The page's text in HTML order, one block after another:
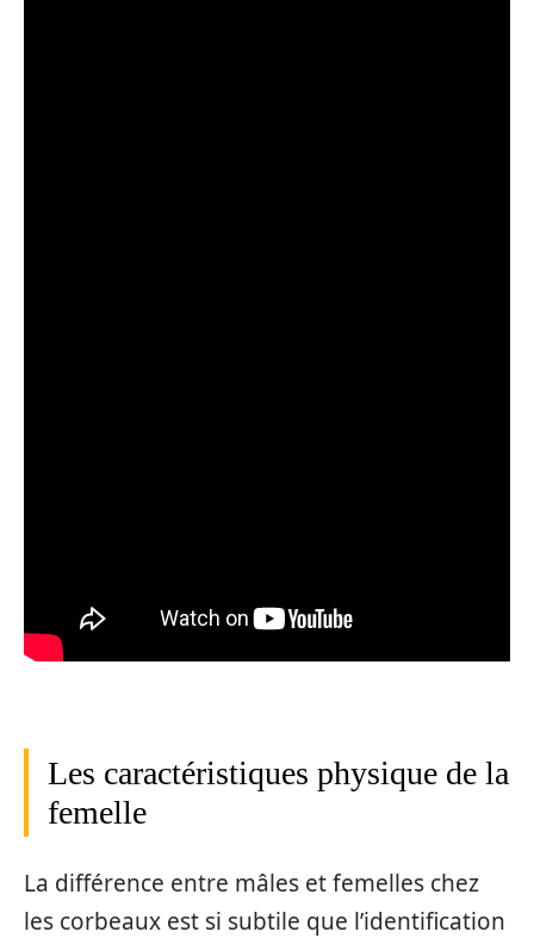
Les caractéristiques physique de la
femelle
La différence entre mâles et femelles chez
les corbeaux est si subtile que l’identification